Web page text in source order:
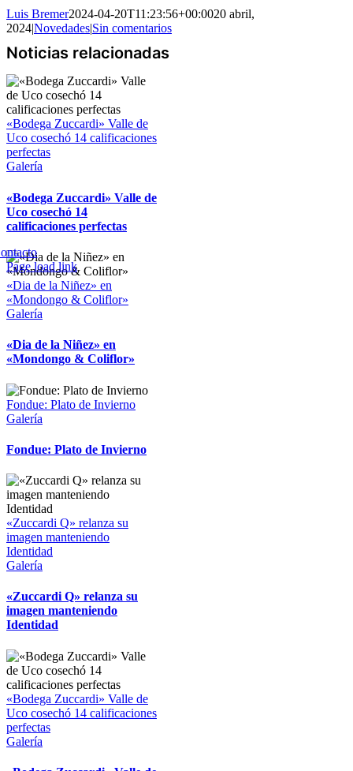
Luis Bremer2024-04-20T11:23:56+00:0020 abril,
2024|Novedades|Sin comentarios
«Bodega Zuccardi» Valle de
Uco cosechó 14 calificaciones
perfectas
Galería
«Bodega Zuccardi» Valle de
Uco cosechó 14
calificaciones perfectas
«Dia de la Niñez» en
«Mondongo & Coliflor»
Galería
«Dia de la Niñez» en
«Mondongo & Coliflor»
Fondue: Plato de Invierno
Galería
Fondue: Plato de Invierno
«Zuccardi Q» relanza su
imagen manteniendo
Identidad
Galería
«Zuccardi Q» relanza su
imagen manteniendo
Identidad
«Bodega Zuccardi» Valle de
Uco cosechó 14 calificaciones
perfectas
Galería
Page load link
Ir
a
Arriba